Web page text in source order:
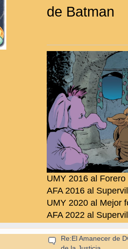
de Batman
UMY 2016 al
AFA 2016 al
UMY 2020 al Mejor
AFA 2022 al
Re:El Amanecer de